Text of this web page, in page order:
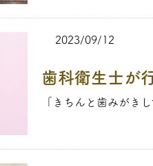
2023/09/12
歯科衛生士が
「きちんと歯みがき